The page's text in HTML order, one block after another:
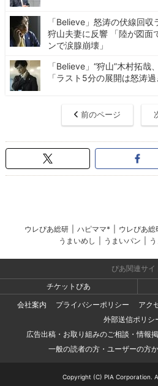
「Believe」怒涛の伏線回
狩山夫妻に反響 「陸が図面
ンで涙腺崩壊」
「Believe」“狩山”木村拓
「ラスト5分の展開は怒涛過
前のページ
ウレぴあ総研 ハピママ* ウレぴあ総
うまいめし
うまいパン
ぴあ関連サイ
チケットぴあ
会社案内
プライバシーポリシー
アク
外部送信ポリシ
広告出稿・お取り組みのご相談・情報
一般の読者の方・ユーザーの方
Copyright (C) PIA Corporation.